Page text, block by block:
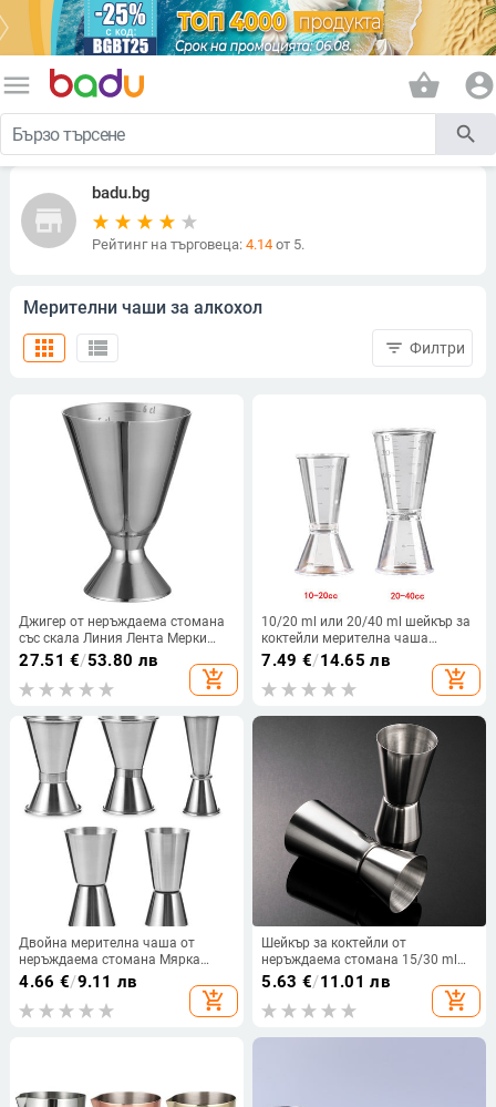
menu shopping_basket account_circle
search
store
badu.bg
Рейтинг на търговеца: 4.14от 5.
Мерителни чаши за алкохол
view_list
apps filter_list Филтри
Джигер от неръждаема стомана
със скала Линия Лента Мерки
Бар Инструменти Бар Аксесоари
27.51 €/53.80 лв
add_shopping_cart
10/20 ml или 20/40 ml шейкър за
коктейли мерителна чаша
кухненски бар инструмент кантар
чаша напитка мерителна чаша
за алкохол кухненска джаджа
7.49 €/14.65 лв
add_shopping_cart
Двойна мерителна чаша от
неръждаема стомана Мярка
Jigger Коктейлна чаша Алкохол
за пиене Барове Кухненски
джаджи Бар инструменти
4.66 €/9.11 лв
add_shopping_cart
Шейкър за коктейли от
неръждаема стомана 15/30 ml
или 20/40 ml Мерителна чаша
Dual Shot Drink Spirit Measure
Jigger Кухненски джаджи
5.63 €/11.01 лв
add_shopping_cart